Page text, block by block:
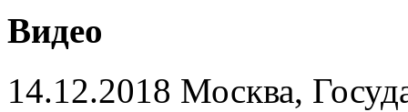
Видео
14.12.2018 Москва,